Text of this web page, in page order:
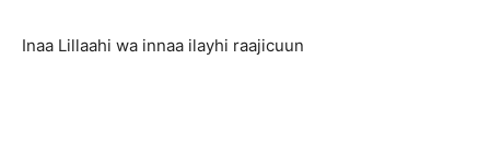
Inaa Lillaahi wa innaa ilayhi raajicuun